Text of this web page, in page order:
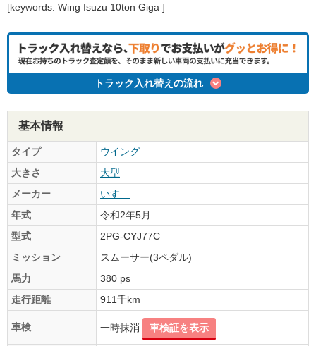
[keywords: Wing Isuzu 10ton Giga ]
トラック入れ替えの流れ
基本情報
タイプ
ウイング
大きさ
大型
メーカー
いすゞ
年式
令和2年5月
型式
2PG-CYJ77C
ミッション
スムーサー(3ペダル)
馬力
380 ps
走行距離
911千km
車検 一時抹消 車検証を表示